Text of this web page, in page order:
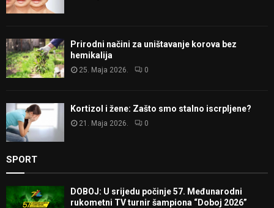
Prirodni načini za uništavanje korova bez
hemikalija
25. Maja 2026. 0
Kortizol i žene: Zašto smo stalno iscrpljene?
21. Maja 2026. 0
SPORT
DOBOJ: U srijedu počinje 57. Međunarodni
rukometni TV turnir šampiona “Doboj 2026”